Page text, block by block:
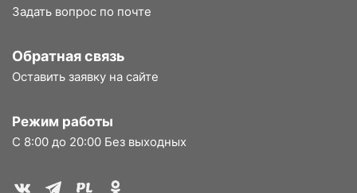
Задать вопрос по почте
Обратная связь
Оставить заявку на сайте
Режим работы
С 8:00 до 20:00 Без выходных